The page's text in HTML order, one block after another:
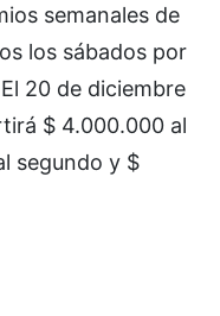
semanales de
los sábados por
20 de diciembre
$ 4.000.000 al
segundo y $